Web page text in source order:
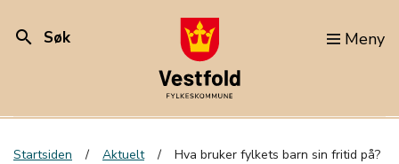
search Søk Meny
Startsiden Aktuelt Hva bruker fylkets barn sin fritid på?